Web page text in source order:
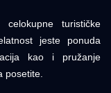
turističke
jeste ponuda
kao i pružanje
posetite.